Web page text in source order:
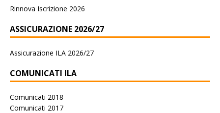
Rinnova Iscrizione 2026
ASSICURAZIONE 2026/27
Assicurazione ILA 2026/27
COMUNICATI ILA
Comunicati 2018
Comunicati 2017